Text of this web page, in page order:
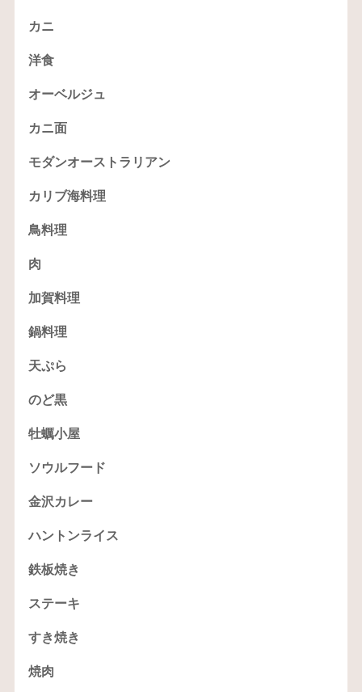
カニ
洋食
オーベルジュ
カニ面
モダンオーストラリアン
カリブ海料理
鳥料理
肉
加賀料理
鍋料理
天ぷら
のど黒
牡蠣小屋
ソウルフード
金沢カレー
ハントンライス
鉄板焼き
ステーキ
すき焼き
焼肉